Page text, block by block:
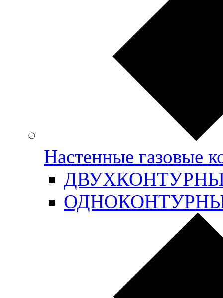
Настенные газовые